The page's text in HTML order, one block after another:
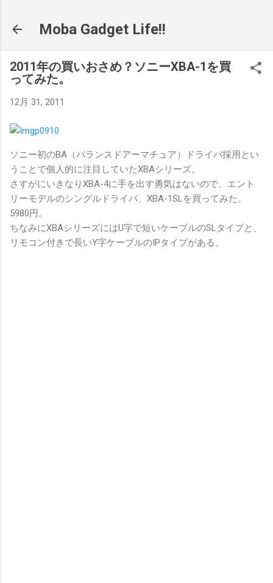
Moba Gadget Life!!
2011年の買いおさめ？ソニーXBA-1を買
ってみた。
12月 31, 2011
ソニー初のBA（バランスドアーマチュア）ドライバ採用とい
うことで個人的に注目していたXBAシリーズ。
さすがにいきなりXBA-4に手を出す勇気はないので、エント
リーモデルのシングルドライバ、XBA-1SLを買ってみた。
5980円。
ちなみにXBAシリーズにはU字で短いケーブルのSLタイプと、
リモコン付きで長いY字ケーブルのIPタイプがある。